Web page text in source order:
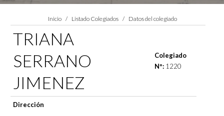
Estás aquí:
Inicio Listado Colegiados Datos del colegiado
TRIANA
SERRANO
JIMENEZ
Colegiado
Nº:1220
Dirección